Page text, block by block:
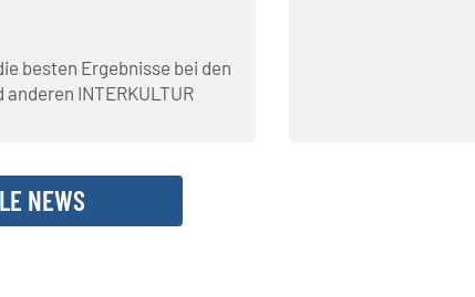
besten Ergebnisse bei den
INTERKULTUR
NEWS